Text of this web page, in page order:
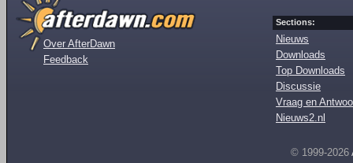
Over AfterDawn
Feedback
Sections:
Nieuws
Downloads
Top Downloads
Discussie
Vraag en
Nieuws2.nl
© 1999-2026